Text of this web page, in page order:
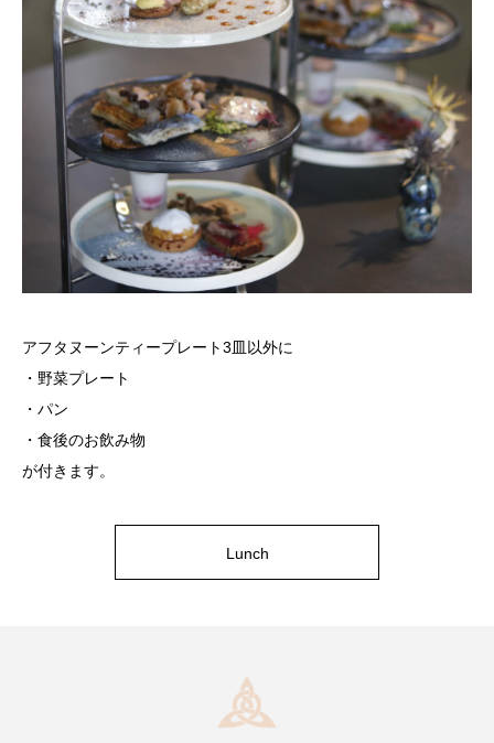
アフタヌーンティープレート3皿以外に
・野菜プレート
・パン
・食後のお飲み物
が付きます。
Lunch